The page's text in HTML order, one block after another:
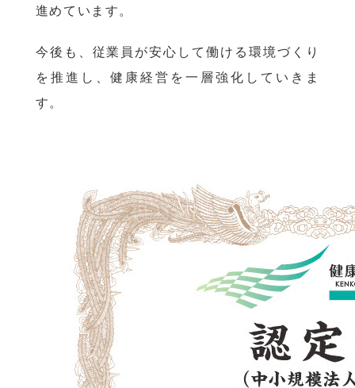
進めています。
今後も、従業員が安心して働ける環境づくり
を推進し、健康経営を一層強化していきま
す。